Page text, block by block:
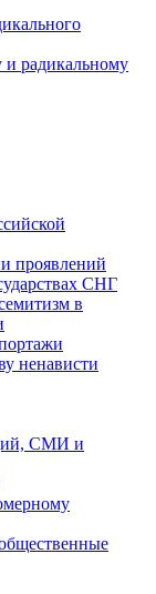
и радикальному
проявлений
СНГ
в
ненависти
СМИ и